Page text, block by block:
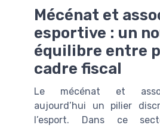
Mécénat et
esportive : un
équilibre entre
cadre fiscal
Le mécénat et
aujourd’hui un pilier
l’esport. Dans ce